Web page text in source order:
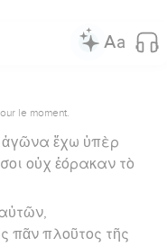
le moment.
ἀγῶνα ἔχω ὑπὲρ
οὐχ ἑόρακαν τὸ
πᾶν πλοῦτος τῆς